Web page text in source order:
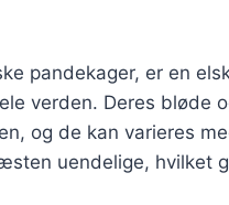
pandekager, er en
verden. Deres bløde
og de kan varieres
uendelige, hvilket